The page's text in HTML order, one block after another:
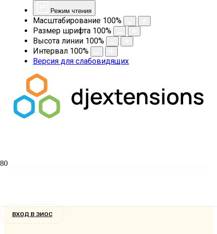
Режим чтения
Масштабирование 100%
Размер шрифта 100%
Высота линии 100%
Интервал 100%
Версия для слабовидящих
ВХОД В ЭИОС